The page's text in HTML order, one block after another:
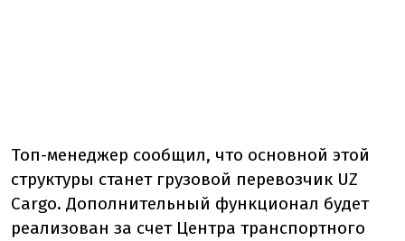
Топ-менеджер сообщил, что основной этой
структуры станет грузовой перевозчик UZ
Cargo. Дополнительный функционал будет
реализован за счет Центра транспортного